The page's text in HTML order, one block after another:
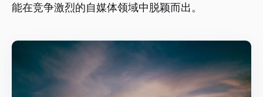
能在竞争激烈的自媒体领域中脱颖而出。